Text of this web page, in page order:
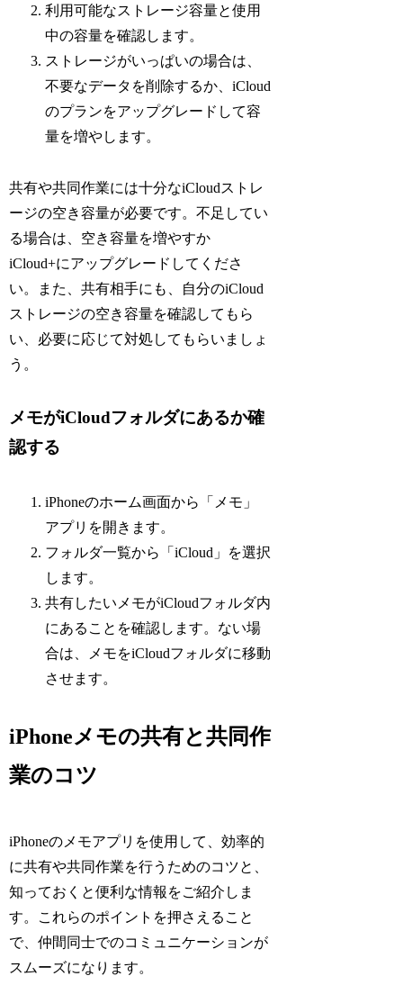
利用可能なストレージ容量と使用
中の容量を確認します。
ストレージがいっぱいの場合は、
不要なデータを削除するか、iCloud
のプランをアップグレードして容
量を増やします。
共有や共同作業には十分なiCloudストレ
ージの空き容量が必要です。不足してい
る場合は、空き容量を増やすか
iCloud+にアップグレードしてくださ
い。また、共有相手にも、自分のiCloud
ストレージの空き容量を確認してもら
い、必要に応じて対処してもらいましょ
う。
メモがiCloudフォルダにあるか確
認する
iPhoneのホーム画面から「メモ」
アプリを開きます。
フォルダ一覧から「iCloud」を選択
します。
共有したいメモがiCloudフォルダ内
にあることを確認します。ない場
合は、メモをiCloudフォルダに移動
させます。
iPhoneメモの共有と共同作
業のコツ
iPhoneのメモアプリを使用して、効率的
に共有や共同作業を行うためのコツと、
知っておくと便利な情報をご紹介しま
す。これらのポイントを押さえること
で、仲間同士でのコミュニケーションが
スムーズになります。